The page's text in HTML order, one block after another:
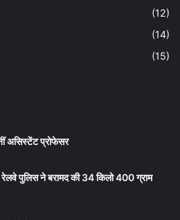
(12)
(14)
(15)
असिस्टेंट प्रोफेसर
पुलिस ने बरामद की 34 किलो 400 ग्राम